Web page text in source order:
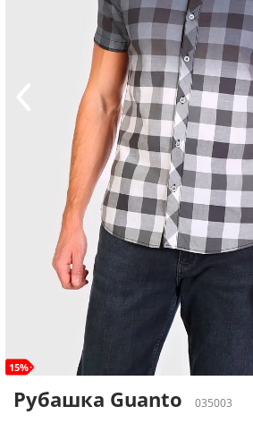
15%
Рубашка Guanto
035003